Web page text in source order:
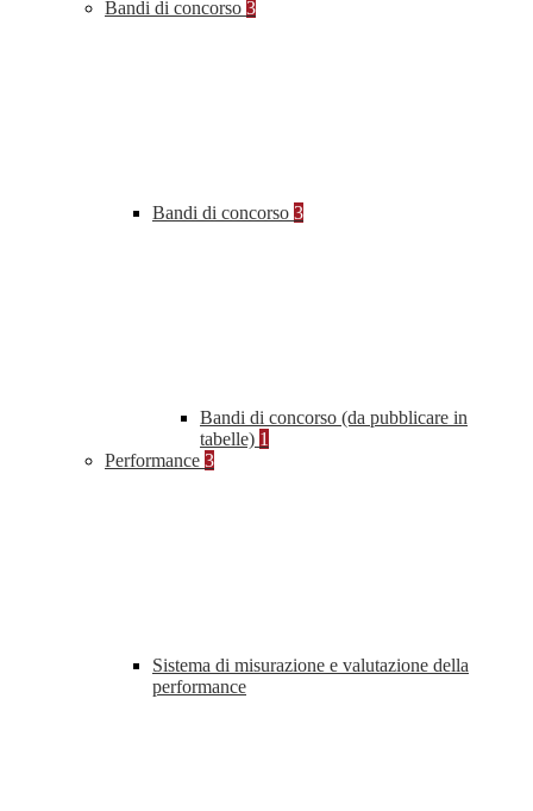
Bandi di concorso 3
Bandi di concorso 3
Bandi di concorso (da pubblicare in
tabelle) 1
Performance 3
Sistema di misurazione e valutazione della
performance